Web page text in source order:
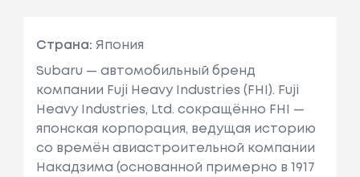
Страна: Япония
Subaru — автомобильный бренд
компании Fuji Heavy Industries (FHI). Fuji
Heavy Industries, Ltd. сокращённо FHI —
японская корпорация, ведущая историю
со времён авиастроительной компании
Накадзима (основанной примерно в 1917